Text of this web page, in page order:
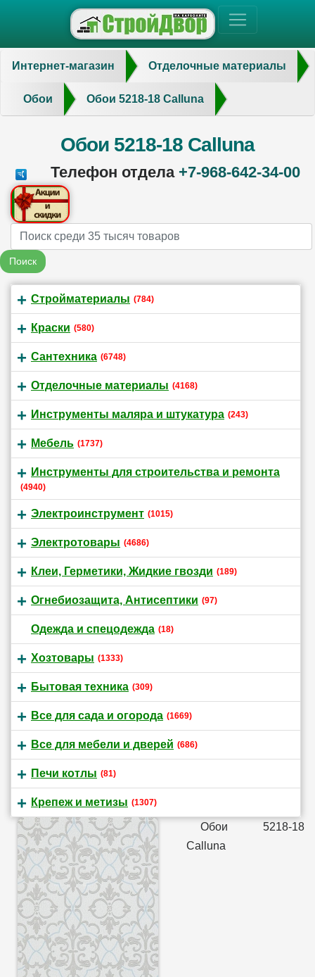
Интернет-магазин Отделочные материалы
Обои Обои 5218-18 Calluna
Обои 5218-18 Calluna
Телефон отдела +7-968-642-34-00
Name
Поиск
Стройматериалы (784)
Краски (580)
Сантехника (6748)
Отделочные материалы (4168)
Инструменты маляра и штукатура (243)
Мебель (1737)
Инструменты для строительства и ремонта
(4940)
Электроинструмент (1015)
Электротовары (4686)
Клеи, Герметики, Жидкие гвозди (189)
Огнебиозащита, Антисептики (97)
Одежда и спецодежда (18)
Хозтовары (1333)
Бытовая техника (309)
Все для сада и огорода (1669)
Все для мебели и дверей (686)
Печи котлы (81)
Крепеж и метизы (1307)
Обои 5218-18
Calluna